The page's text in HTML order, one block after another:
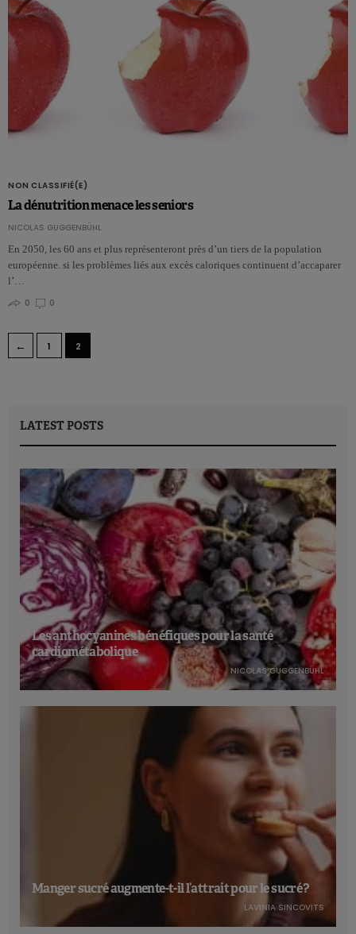
NON CLASSIFIÉ(E)
La dénutrition menace les seniors
NICOLAS GUGGENBÜHL
En 2050, les 60 ans et plus représenteront près d’un tiers de la population
européenne. si les problèmes liés aux excès caloriques continuent d’accaparer
l’…
0
0
← 1 2
LATEST POSTS
Les anthocyanines bénéfiques pour la santé
cardiométabolique
NICOLAS GUGGENBÜHL
Manger sucré augmente-t-il l’attrait pour le sucré ?
LAVINIA SINCOVITS